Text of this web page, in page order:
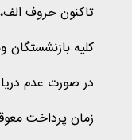
تاکنون حروف
کلیه بازنشستگان
در صورت عدم
زمان پرداخت